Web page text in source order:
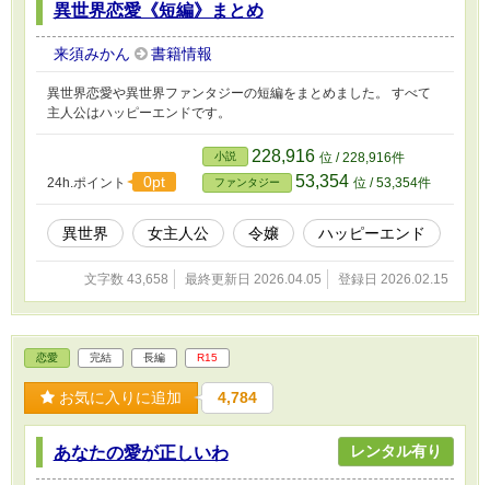
異世界恋愛《短編》まとめ
来須みかん 書籍情報
異世界恋愛や異世界ファンタジーの短編をまとめました。 すべて
主人公はハッピーエンドです。
24h.ポイント 0pt
小説 228,916 位 / 228,916件
ファンタジー 53,354 位 / 53,354件
異世界 女主人公 令嬢 ハッピーエンド
文字数 43,658 最終更新日 2026.04.05 登録日 2026.02.15
恋愛 完結 長編 R15
お気に入りに追加 4,784
あなたの愛が正しいわ レンタル有り